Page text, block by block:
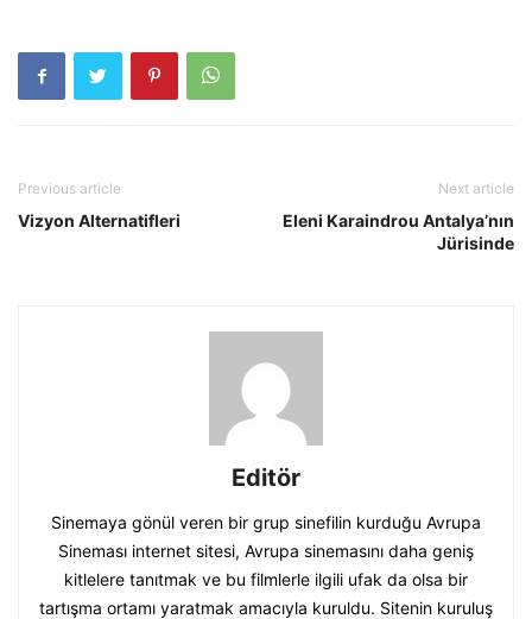
Previous article
Vizyon Alternatifleri
Next article
Eleni Karaindrou Antalya’nın
Jürisinde
Editör
Sinemaya gönül veren bir grup sinefilin kurduğu Avrupa
Sineması internet sitesi, Avrupa sinemasını daha geniş
kitlelere tanıtmak ve bu filmlerle ilgili ufak da olsa bir
tartışma ortamı yaratmak amacıyla kuruldu. Sitenin kuruluş